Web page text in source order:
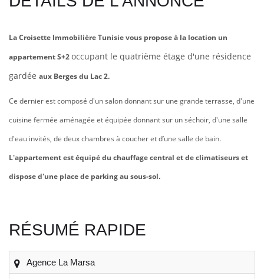
La Croisette Immobilière Tunisie vous propose à la location un
appartement S+2occupant le quatrième étage d'une résidence
gardée aux Berges du Lac 2.
Ce dernier est composé d'un salon donnant sur une grande terrasse, d'une
cuisine fermée aménagée et équipée donnant sur un séchoir, d'une salle
d'eau invités, de deux chambres à coucher et d’une salle de bain.
L'appartement est équipé du chauffage central et de climatiseurs et
dispose d'une place de parking au sous-sol.
RÉSUMÉ RAPIDE
Agence La Marsa